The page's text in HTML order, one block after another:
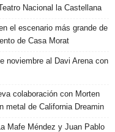
Nacional la Castellana
el escenario más grande de
de Casa Morat
noviembre al Davi Arena con
colaboración con Morten
metal de California Dreamin
Mafe Méndez y Juan Pablo